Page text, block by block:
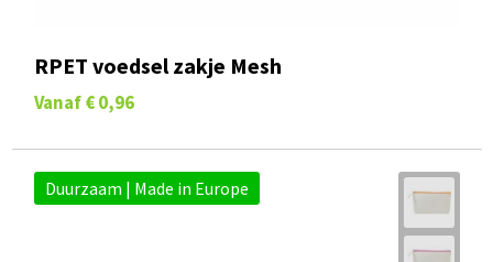
RPET voedsel zakje Mesh
Vanaf € 0,96
Duurzaam | Made in Europe